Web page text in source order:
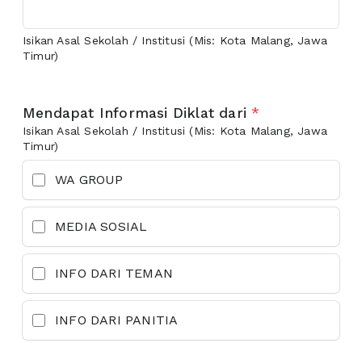
Isikan Asal Sekolah / Institusi (Mis: Kota Malang, Jawa
Timur)
Mendapat Informasi Diklat dari*
Isikan Asal Sekolah / Institusi (Mis: Kota Malang, Jawa
Timur)
WA GROUP
MEDIA SOSIAL
INFO DARI TEMAN
INFO DARI PANITIA